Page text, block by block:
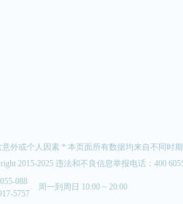
外或个人因素 * 本页面所有数据均来自不同时
2015-2025 违法和不良信息举报电话： 400
088
5757
周一到周日 10:00 ~ 20:00